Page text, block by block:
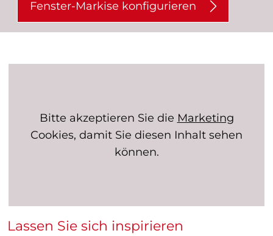
Fenster-Markise konfigurieren
Bitte akzeptieren Sie die Marketing
Cookies, damit Sie diesen Inhalt sehen
können.
Lassen Sie sich inspirieren